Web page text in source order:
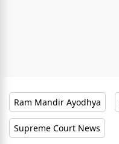
Ram Mandir Ayodhya
Supreme Court News